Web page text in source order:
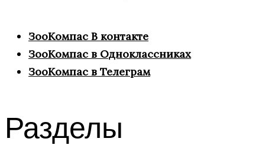
ЗооКомпас В контакте
ЗооКомпас в Одноклассниках
ЗооКомпас в Телеграм
Разделы